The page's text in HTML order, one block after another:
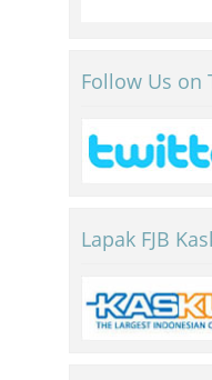
Follow Us on
Lapak FJB